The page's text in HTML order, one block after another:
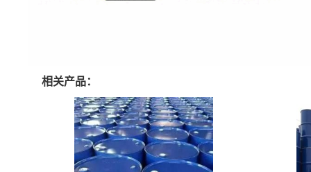
相关产品：